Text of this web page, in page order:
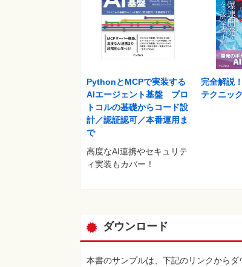
PythonとMCPで実装する
AIエージェント基盤 プロ
トコルの基礎からコード設
計／認証認可／本番運用ま
で
高度なAI連携やセキュリテ
ィ実装もカバー！
完全解説
テクニッ
ダウンロード
本書のサンプルは、下記のリンクから